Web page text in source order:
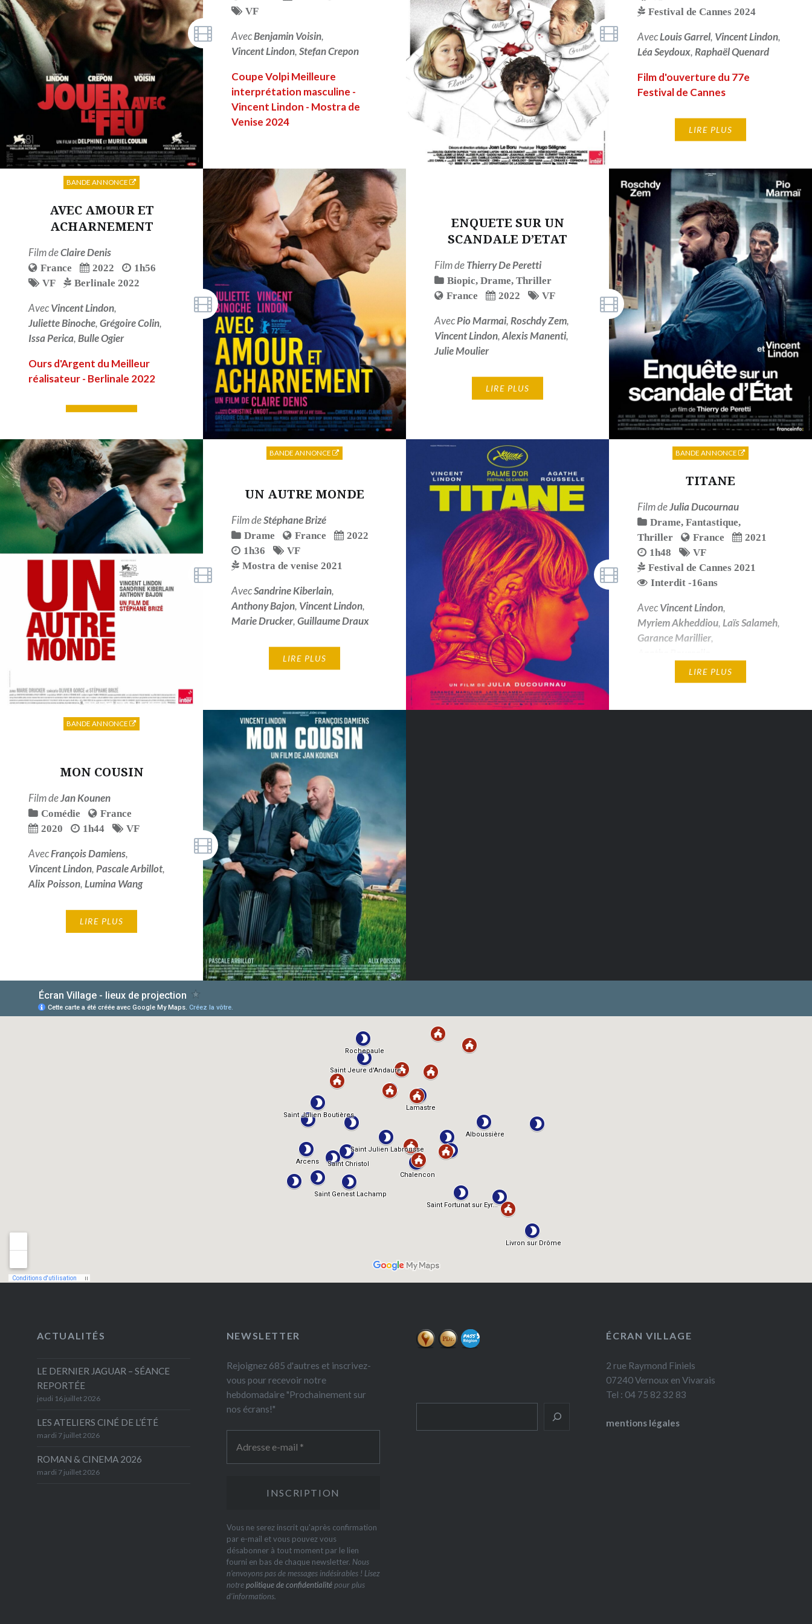
VF
AvecBenjamin Voisin,
Vincent Lindon,Stefan Crepon
Coupe Volpi Meilleure
interprétation masculine -
Vincent Lindon - Mostra de
Venise 2024
Festival de Cannes 2024
AvecLouis Garrel, Vincent Lindon,
Léa Seydoux,Raphaël Quenard
Film d'ouverture du 77e
Festival de Cannes
LIRE PLUS
AVEC AMOUR ET
ACHARNEMENT
Film deClaire Denis
France 2022
1h56
VF
Berlinale 2022
AvecVincent Lindon,
Juliette Binoche,Grégoire Colin,
Issa Perica,Bulle Ogier
Ours d'Argent du Meilleur
réalisateur - Berlinale 2022
BANDE ANNONCE
ENQUETE SUR UN
SCANDALE D’ETAT
Film deThierry De Peretti
Biopic ,Drame ,Thriller
France
2022 VF
AvecPio Marmai,Roschdy Zem,
Vincent Lindon,Alexis Manenti,
Julie Moulier
LIRE PLUS
UN AUTRE MONDE
Film deStéphane Brizé
Drame France
2022
1h36
VF
Mostra de venise 2021
AvecSandrine Kiberlain,
Anthony Bajon, Vincent Lindon,
Marie Drucker,Guillaume Draux
LIRE PLUS
BANDE ANNONCE
TITANE
Film deJulia Ducournau
Drame,Fantastique,
Thriller
France
2021
1h48
VF
Festival de Cannes 2021
Interdit -16ans
AvecVincent Lindon,
Myriem Akheddiou, Laïs Salameh,
Garance Marillier,
Interdit -16 ans — Palme d'or -
LIRE PLUS
BANDE ANNONCE
MON COUSIN
Film deJan Kounen
Comédie
France
2020
1h44 VF
AvecFrançois Damiens,
Vincent Lindon,Pascale Arbillot,
Alix Poisson,Lumina Wang
LIRE PLUS
BANDE ANNONCE
ACTUALITÉS
LE DERNIER JAGUAR – SÉANCE
REPORTÉE
jeudi 16 juillet 2026
LES ATELIERS CINÉ DE L’ÉTÉ
mardi 7 juillet 2026
ROMAN & CINEMA 2026
mardi 7 juillet 2026
NEWSLETTER
Rejoignez 685 d'autres et inscrivez-
vous pour recevoir notre
hebdomadaire "Prochainement sur
nos écrans!"
Vous ne serez inscrit qu'après confirmation
par e-mail et vous pouvez vous
désabonner à tout moment par le lien
fourni en bas de chaque newsletter. Nous
n’envoyons pas de messages indésirables ! Lisez
notrepolitique de confidentialitépour plus
d’informations.
ÉCRAN VILLAGE
2 rue Raymond Finiels
07240 Vernoux en Vivarais
Tel : 04 75 82 32 83
mentions légales